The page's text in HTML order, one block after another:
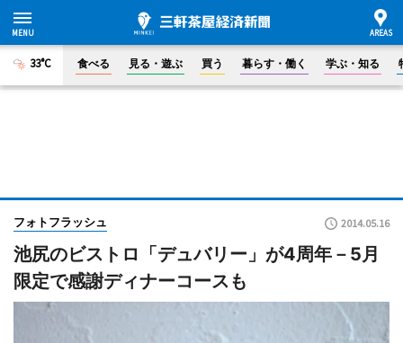
33°C 食べる 見る・遊ぶ 買う 暮らす・働く 学ぶ・知る
フォトフラッシュ 2014.05.16
池尻のビストロ「デュバリー」が4周年－5月
限定で感謝ディナーコースも